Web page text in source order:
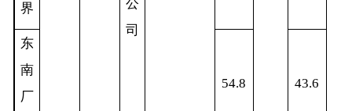
公
司
界
东
南
厂
54.8 43.6